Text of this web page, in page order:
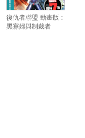
復仇者聯盟 動畫版 :
黑寡婦與制裁者